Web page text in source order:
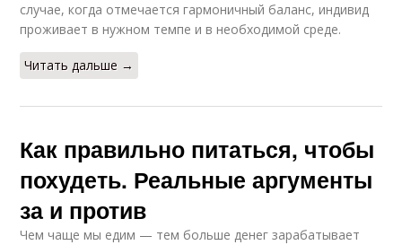
случае, когда отмечается гармоничный баланс, индивид
проживает в нужном темпе и в необходимой среде.
Читать дальше →
Как правильно питаться, чтобы
похудеть. Реальные аргументы
за и против
Чем чаще мы едим — тем больше денег зарабатывает